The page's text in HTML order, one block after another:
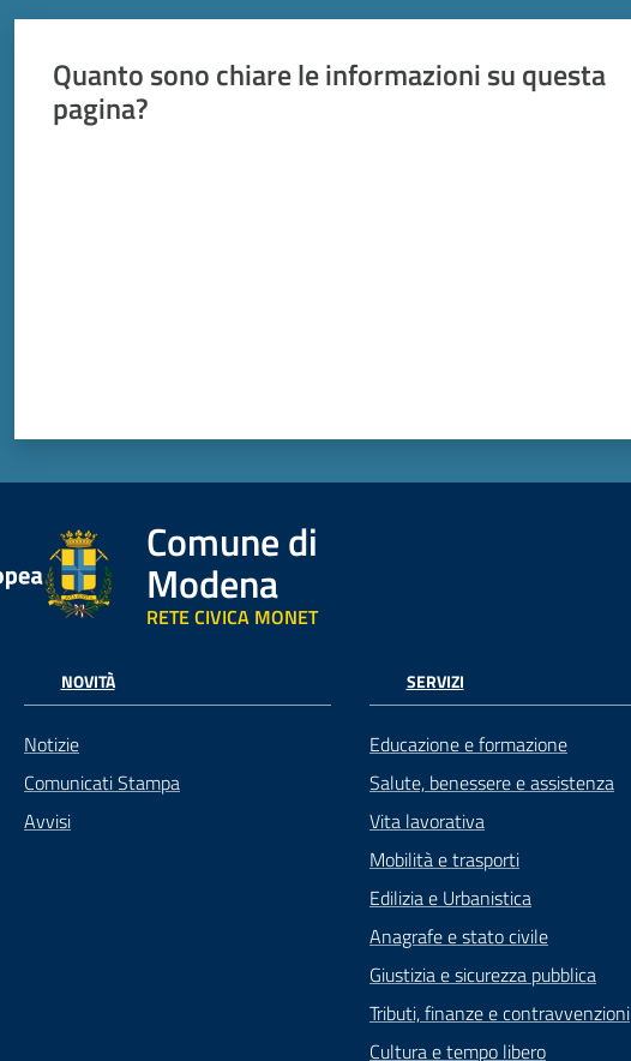
Quanto sono chiare le informazioni su questa
pagina?
Comune di
Modena
RETE CIVICA MONET
NOVITÀ
Notizie
Comunicati Stampa
Avvisi
SERVIZI
Educazione e formazione
Salute, benessere e assistenza
Vita lavorativa
Mobilità e trasporti
Edilizia e Urbanistica
Anagrafe e stato civile
Giustizia e sicurezza pubblica
Tributi, finanze e contravvenzioni
Cultura e tempo libero